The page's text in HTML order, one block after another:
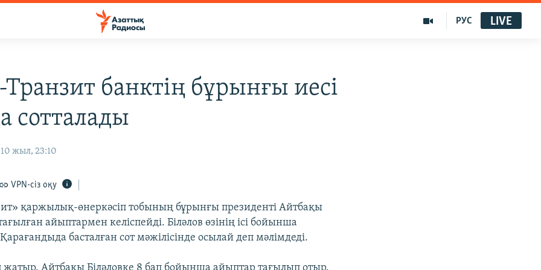
РУС LIVE
банктің бұрынғы иесі
сотталады
жыл, 23:10
VPN-сіз оқу
қаржылық-өнеркәсіп тобының бұрынғы президенті Айтбақы
айыптармен келіспейді. Біләлов өзінің ісі бойынша
басталған сот мәжілісінде осылай деп мәлімдеді.